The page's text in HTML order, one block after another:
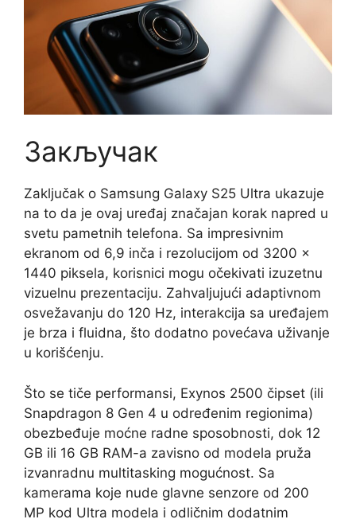
Закључак
Zaključak o Samsung Galaxy S25 Ultra ukazuje
na to da je ovaj uređaj značajan korak napred u
svetu pametnih telefona. Sa impresivnim
ekranom od 6,9 inča i rezolucijom od 3200 x
1440 piksela, korisnici mogu očekivati izuzetnu
vizuelnu prezentaciju. Zahvaljujući adaptivnom
osvežavanju do 120 Hz, interakcija sa uređajem
je brza i fluidna, što dodatno povećava uživanje
u korišćenju.
Što se tiče performansi, Exynos 2500 čipset (ili
Snapdragon 8 Gen 4 u određenim regionima)
obezbeđuje moćne radne sposobnosti, dok 12
GB ili 16 GB RAM-a zavisno od modela pruža
izvanradnu multitasking mogućnost. Sa
kamerama koje nude glavne senzore od 200
MP kod Ultra modela i odličnim dodatnim